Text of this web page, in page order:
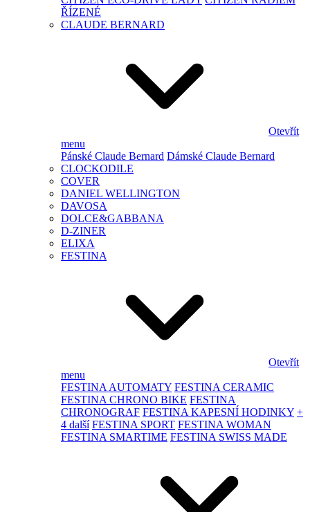
ŘÍZENÉ
CLAUDE BERNARD
Otevřít
menu
Pánské Claude Bernard Dámské Claude Bernard
CLOCKODILE
COVER
DANIEL WELLINGTON
DAVOSA
DOLCE&GABBANA
D-ZINER
ELIXA
FESTINA
Otevřít
menu
FESTINA AUTOMATY FESTINA CERAMIC
FESTINA CHRONO BIKE FESTINA
CHRONOGRAF FESTINA KAPESNÍ HODINKY +
4 další FESTINA SPORT FESTINA WOMAN
FESTINA SMARTIME FESTINA SWISS MADE